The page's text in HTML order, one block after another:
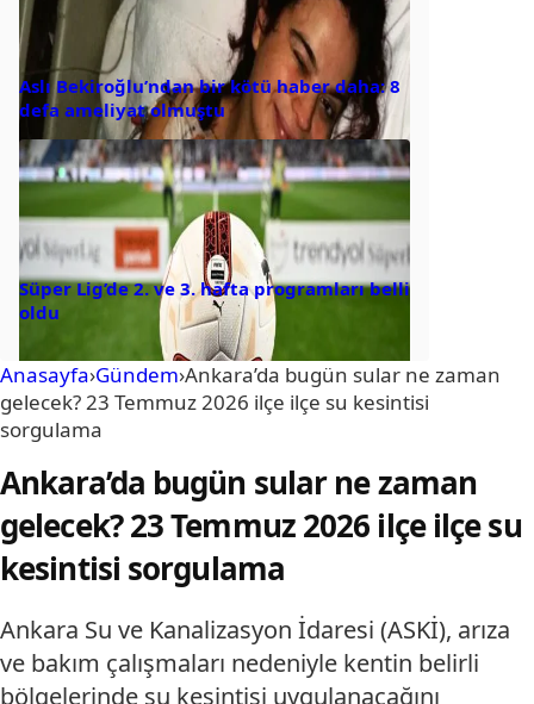
Aslı Bekiroğlu’ndan bir kötü haber daha: 8
defa ameliyat olmuştu
Süper Lig’de 2. ve 3. hafta programları belli
oldu
Anasayfa›Gündem›Ankara’da bugün sular ne zaman
gelecek? 23 Temmuz 2026 ilçe ilçe su kesintisi
sorgulama
Ankara’da bugün sular ne zaman
gelecek? 23 Temmuz 2026 ilçe ilçe su
kesintisi sorgulama
Ankara Su ve Kanalizasyon İdaresi (ASKİ), arıza
ve bakım çalışmaları nedeniyle kentin belirli
bölgelerinde su kesintisi uygulanacağını